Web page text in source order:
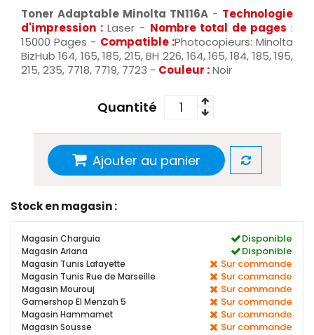
Toner Adaptable Minolta TN116A - Technologie
d'impression :Laser - Nombre total de pages :
15000 Pages - Compatible :Photocopieurs: Minolta
BizHub 164, 165, 185, 215, BH 226, 164, 165, 184, 185, 195,
215, 235, 7718, 7719, 7723 - Couleur :Noir
Quantité
Ajouter au panier
Stock en magasin :
Magasin Charguia Disponible
Magasin Ariana Disponible
Magasin Tunis Lafayette Sur commande
Magasin Tunis Rue de Marseille Sur commande
Magasin Mourouj Sur commande
Gamershop El Menzah 5 Sur commande
Magasin Hammamet Sur commande
Magasin Sousse Sur commande